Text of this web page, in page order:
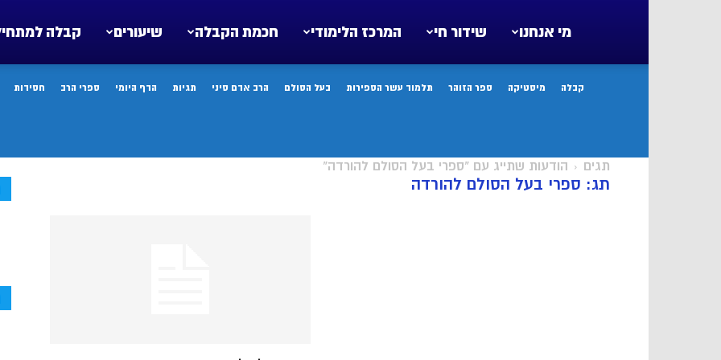
קבלה שיעורים חכמת הקבלה המרכז הלימודי שידור חי מי אנחנו
קבלה מיסטיקה ספר הזוהר תלמוד עשר הספירות בעל הסולם הרב אדם סיני תגיות הדף היומי ספרי הרב חסידות
תגים הודעות שתייג עם "ספרי בעל הסולם להורדה"
תג: ספרי בעל הסולם להורדה